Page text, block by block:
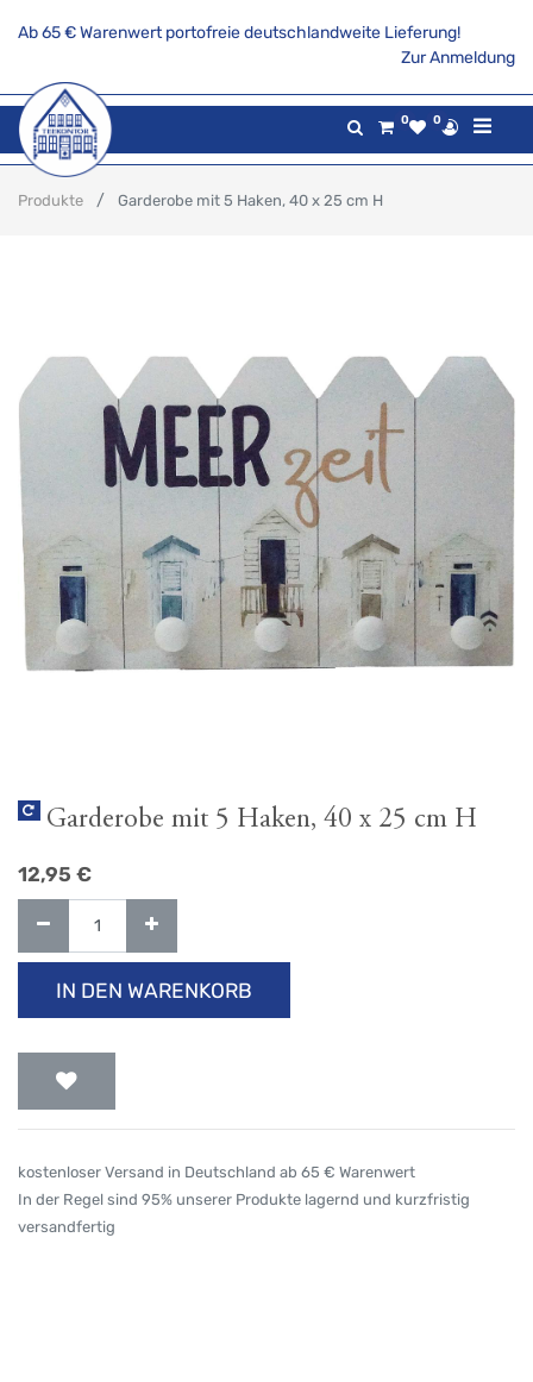
Ab 65 € Warenwert portofreie deutschlandweite Lieferung!
Zur Anmeldung
0 0
Produkte Garderobe mit 5 Haken, 40 x 25 cm H
Garderobe mit 5 Haken, 40 x 25 cm H
12,95 €
IN DEN WARENKORB
kostenloser Versand in Deutschland ab 65 € Warenwert
In der Regel sind 95% unserer Produkte lagernd und kurzfristig
versandfertig